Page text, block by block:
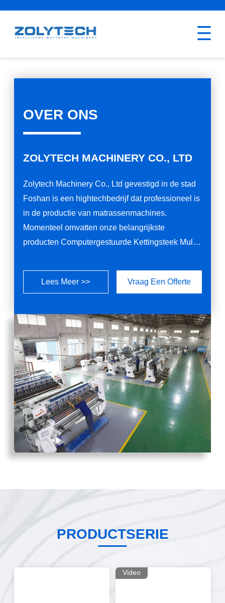
OVER ONS
ZOLYTECH MACHINERY CO., LTD
Zolytech Machinery Co., Ltd gevestigd in de stad
Foshan is een hightechbedrijf dat professioneel is
in de productie van matrassenmachines.
Momenteel omvatten onze belangrijkste
producten Computergestuurde Kettingsteek Multi-
Locksteek Multi-Naald Quilting Machine,
Paneelsnijmachine, Automatische
Veerassemblagemachine, enz.Na meer dan 10
jaar ontwikkeling hebben we een geavanceerde
productielijn geïntroduceerd en een compleet ...
Lees Meer >> Vraag Een Offerte
PRODUCTSERIE
Video